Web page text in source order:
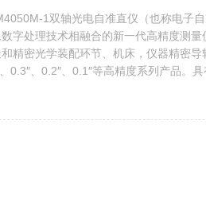
1双轴光电自准直仪（也称电子
数字处理技术相融合的新一代高精度测
精密光学装配环节、机床，仪器精密导
0.3″、0.2″、0.1″等高精度系列产品。